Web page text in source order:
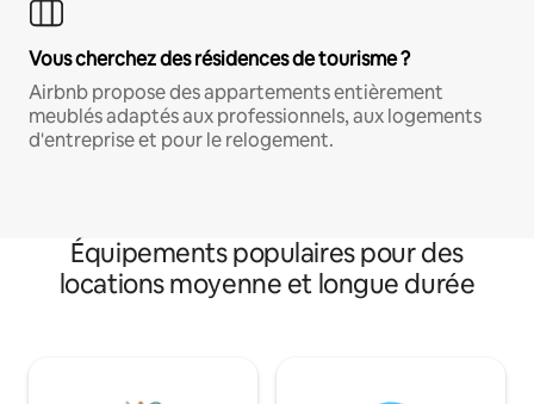
Vous cherchez des résidences de tourisme ?
Airbnb propose des appartements entièrement
meublés adaptés aux professionnels, aux logements
d'entreprise et pour le relogement.
Équipements populaires pour des
locations moyenne et longue durée